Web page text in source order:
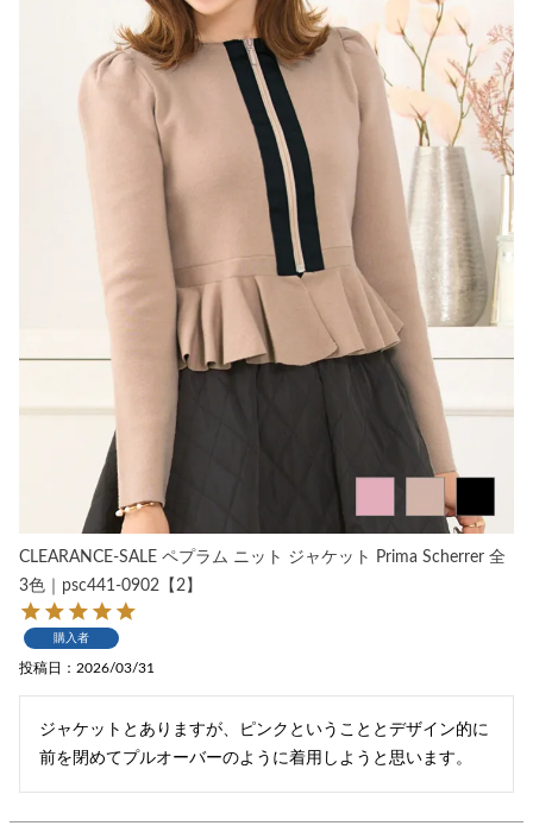
CLEARANCE-SALE ペプラム ニット ジャケット Prima Scherrer 全
3色｜psc441-0902【2】
購入者
投稿日 2026/03/31
ジャケットとありますが、ピンクということとデザイン的に
前を閉めてプルオーバーのように着用しようと思います。